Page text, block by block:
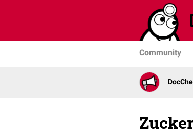
Community